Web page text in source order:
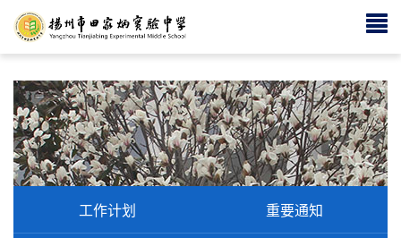
工作计划 重要通知